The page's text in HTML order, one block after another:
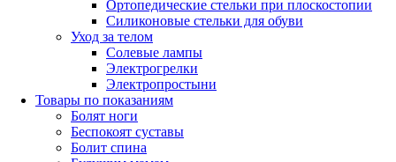
Ортопедические стельки при плоскостопии
Силиконовые стельки для обуви
Уход за телом
Солевые лампы
Электрогрелки
Электропростыни
Товары по показаниям
Болят ноги
Беспокоят суставы
Болит спина